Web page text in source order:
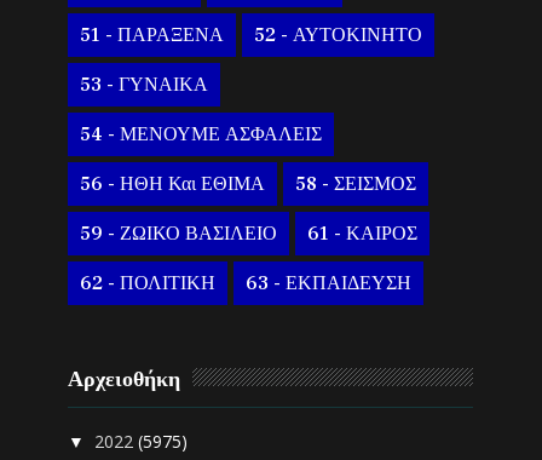
51 - ΠΑΡΑΞΕΝΑ 52 - ΑΥΤΟΚΙΝΗΤΟ
53 - ΓΥΝΑΙΚΑ
54 - ΜΕΝΟΥΜΕ ΑΣΦΑΛΕΙΣ
56 - ΗΘΗ Και ΕΘΙΜΑ 58 - ΣΕΙΣΜΟΣ
59 - ΖΩΙΚΟ ΒΑΣΙΛΕΙΟ 61 - ΚΑΙΡΟΣ
62 - ΠΟΛΙΤΙΚΗ 63 - ΕΚΠΑΙΔΕΥΣΗ
Αρχειοθήκη
▼ 2022(5975)